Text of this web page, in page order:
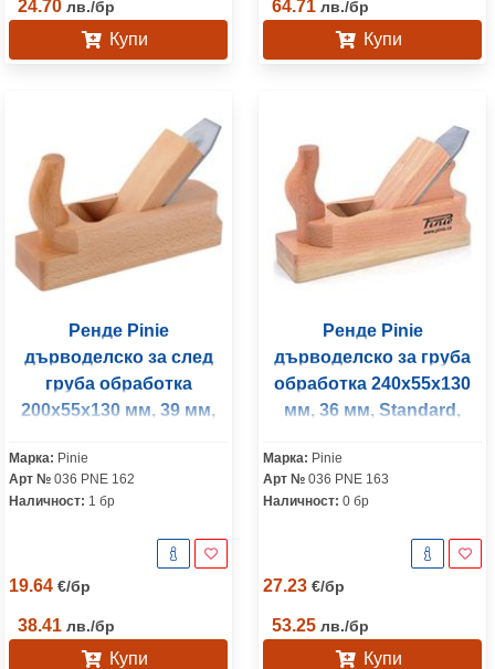
24.70 лв./бр
Купи
64.71 лв./бр
Купи
Ренде Pinie
дърводелско за след
груба обработка
200x55x130 мм, 39 мм,
Марка: Pinie
Арт № 036 PNE 162
Наличност: 1 бр
19.64 €/бр
38.41 лв./бр
Купи
Ренде Pinie
дърводелско за груба
обработка 240x55x130
мм, 36 мм, Standard,
Марка: Pinie
Арт № 036 PNE 163
Наличност: 0 бр
27.23 €/бр
53.25 лв./бр
Купи